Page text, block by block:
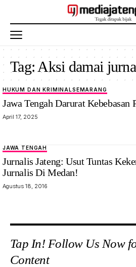
Tag: Aksi damai
HUKUM DAN KRIMINALSEMARANG
Jawa Tengah Darurat Kebebasan
April 17, 2025
JAWA TENGAH
Jurnalis Jateng: Usut Tuntas
Jurnalis Di Medan!
Agustus 18, 2016
Tap In! Follow Us Now
Content